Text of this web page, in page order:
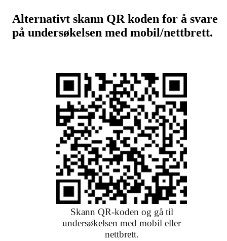
Alternativt skann QR koden for å svare
på undersøkelsen med mobil/nettbrett.
Skann QR-koden og gå til
undersøkelsen med mobil eller
nettbrett.